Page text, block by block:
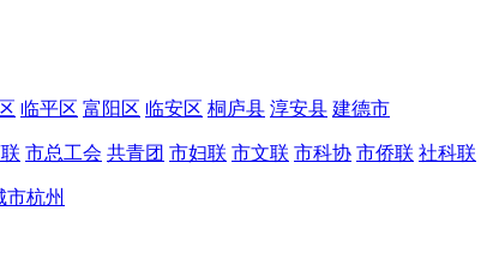
临平区 富阳区 临安区 桐庐县 淳安县 建德市
市总工会 共青团 市妇联 市文联 市科协 市侨联 社科联
市杭州